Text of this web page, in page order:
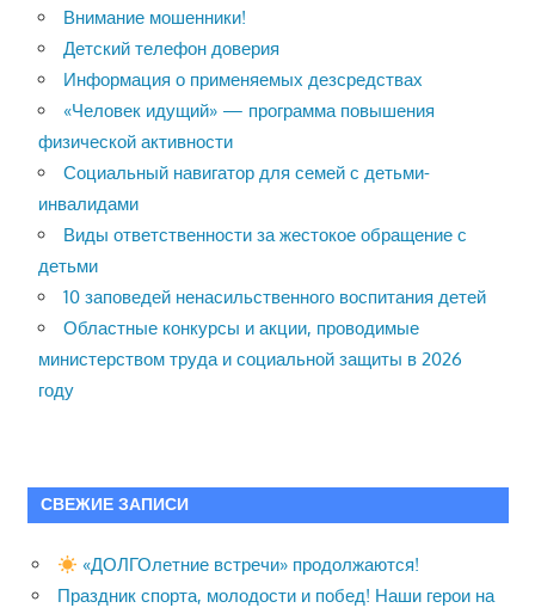
Внимание мошенники!
Детский телефон доверия
Информация о применяемых дезсредствах
«Человек идущий» — программа повышения
физической активности
Социальный навигатор для семей с детьми-
инвалидами
Виды ответственности за жестокое обращение с
детьми
10 заповедей ненасильственного воспитания детей
Областные конкурсы и акции, проводимые
министерством труда и социальной защиты в 2026
году
СВЕЖИЕ ЗАПИСИ
«ДОЛГОлетние встречи» продолжаются!
Праздник спорта, молодости и побед! Наши герои на